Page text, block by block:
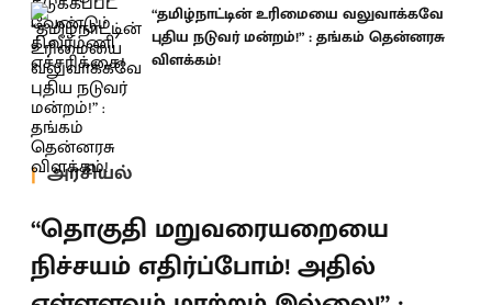
“தமிழ்நாட்டின் உரிமையை வலுவாக்கவே
புதிய நடுவர் மன்றம்!” : தங்கம் தென்னரசு
விளக்கம்!
அரசியல்
“தொகுதி மறுவரையறையை
நிச்சயம் எதிர்ப்போம்! அதில்